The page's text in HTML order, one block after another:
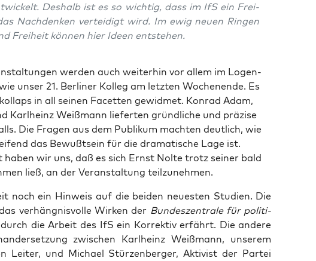
Des­halb ist es so wich­tig, dass im IfS ein Frei­
Nach­den­ken ver­tei­digt wird. Im ewig neu­en Rin­gen
Frei­heit kön­nen hier Ideen entstehen.
wer­den auch wei­ter­hin vor allem im Logen­
unser 21. Ber­li­ner Kol­leg am letz­ten Wochen­en­de. Es
in all sei­nen Facet­ten gewid­met. Kon­rad Adam,
Karl­heinz Weiß­mann lie­fer­ten gründ­li­che und prä­zi­se
Die Fra­gen aus dem Publi­kum mach­ten deut­lich, wie
das Bewußt­sein für die dra­ma­ti­sche Lage ist.
haben wir uns, daß es sich Ernst Nol­te trotz sei­ner bald
ließ, an der Ver­an­stal­tung teilzunehmen.
noch ein Hin­weis auf die bei­den neu­es­ten Stu­di­en. Die
ver­häng­nis­vol­le Wir­ken der Bun­des­zen­tra­le für poli­ti­
die Arbeit des IfS ein Kor­rek­tiv erfährt. Die ande­re
zwi­schen Karl­heinz Weiß­mann, unse­rem
Lei­ter, und Micha­el Stür­zen­ber­ger, Akti­vist der Par­tei